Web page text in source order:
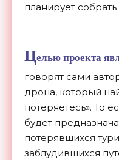
планирует
Целью проекта
говорят сами
дрона, который
потеряетесь». То
будет
потерявшихся
заблудившихся